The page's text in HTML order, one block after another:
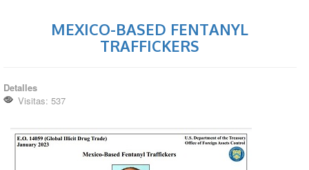
MEXICO-BASED FENTANYL
TRAFFICKERS
Detalles
Visitas: 537